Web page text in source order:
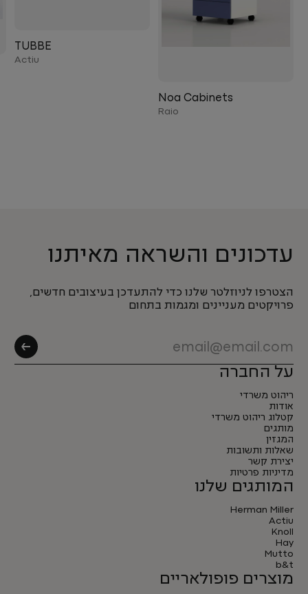
Noa Cabinets
Raio
TUBBE
Actiu
עדכונים והשראה מאיתנו
הצטרפו לניוזלטר שלנו כדי להתעדכן בעיצובים חדשים,
פרויקטים מעניינים ומגמות בתחום
על החברה
ריהוט משרדי
אודות
קטלוג ריהוט משרדי
מותגים
המגזין
שאלות ותשובות
יצירת קשר
מדיניות פרטיות
המותגים שלנו
Herman Miller
Actiu
Knoll
Hay
Mutto
b&t
מוצרים פופולאריים